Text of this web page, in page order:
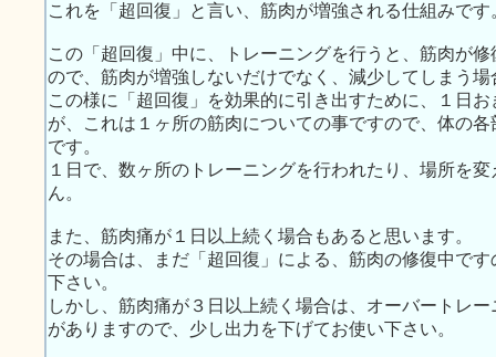
これを「超回復」と言い、筋肉が増強される仕組みです
この「超回復」中に、トレーニングを行うと、筋肉が
ので、筋肉が増強しないだけでなく、減少してしまう
この様に「超回復」を効果的に引き出すために、１日
が、これは１ヶ所の筋肉についての事ですので、体の
です。
１日で、数ヶ所のトレーニングを行われたり、場所を
ん。
また、筋肉痛が１日以上続く場合もあると思います。
その場合は、まだ「超回復」による、筋肉の修復中で
下さい。
しかし、筋肉痛が３日以上続く場合は、オーバートレ
がありますので、少し出力を下げてお使い下さい。